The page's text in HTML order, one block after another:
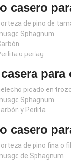
casero
de pino de
Sphagnum
o perlag
picado en
Sphagnum
y Perlita
casero
de pino fina o
de Sphagnum